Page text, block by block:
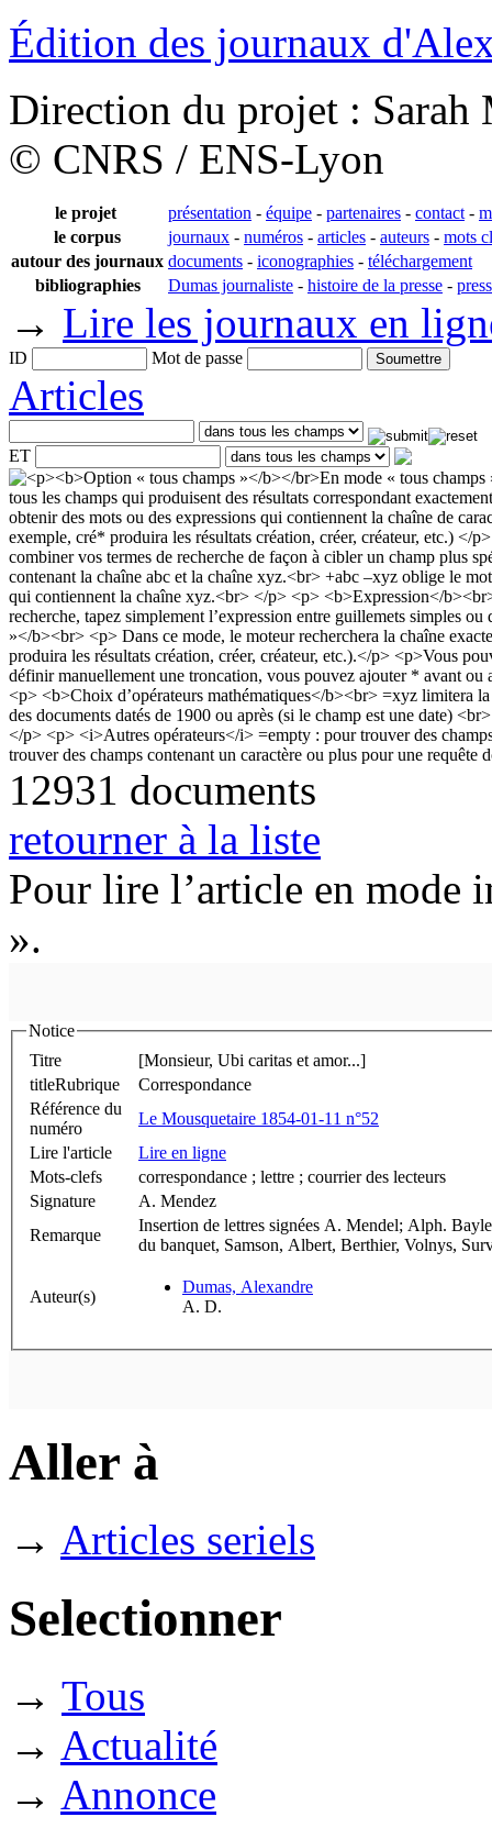
Édition des journaux
Direction du projet :
© CNRS / ENS-Lyon
le projet présentation - équipe - partenaires - contact -
le corpus
journaux - numéros - articles - auteurs - mots
autour des journaux documents - iconographies - téléchargement
bibliographies
Dumas journaliste - histoire de la presse -
→ Lire les journaux en
ID Mot de passe
Articles
ET
12931 documents
retourner à la liste
Pour lire l’article en mode
».
Notice
Titre
[Monsieur, Ubi caritas et amor...]
titleRubrique
Correspondance
Référence du
numéro
Le Mousquetaire 1854-01-11 n°52
Lire l'article
Lire en ligne
Mots-clefs
correspondance ; lettre ; courrier des lecteurs
Signature
A. Mendez
Remarque
Insertion de lettres signées A. Mendel; Alph.
du banquet, Samson, Albert, Berthier, Volnys,
Auteur(s)
Dumas, Alexandre
A. D.
Aller à
→ Articles seriels
Selectionner
→ Tous
→ Actualité
→ Annonce